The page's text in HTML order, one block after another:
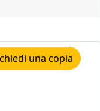
una copia